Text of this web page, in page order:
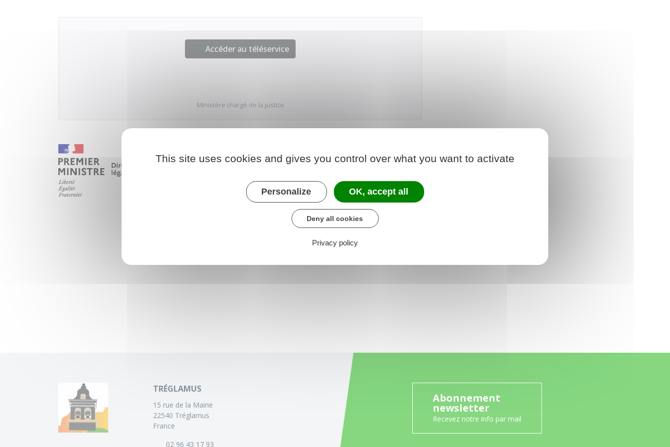
Accéder au téléservice
Ministère chargé de la justice
TRÉGLAMUS
15 rue de la Mairie
22540 Tréglamus
France
02 96 43 17 93
Abonnement
newsletter
Recevez notre info par mail
This site uses cookies and gives you control over what you want to activate
Personalize OK, accept all
Deny all cookies
Privacy policy